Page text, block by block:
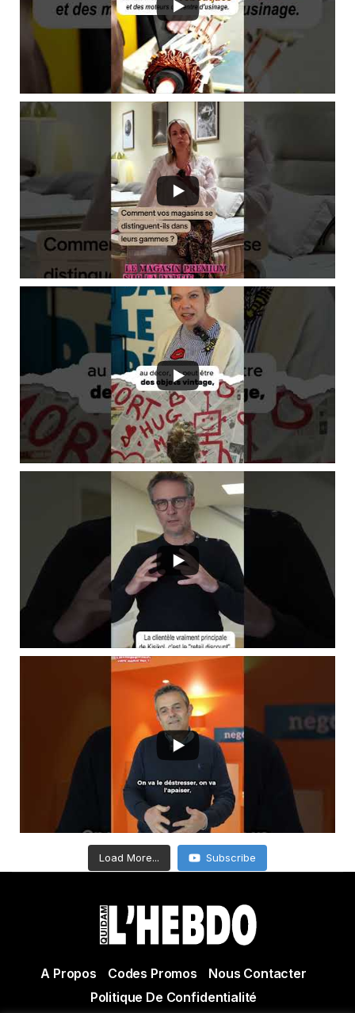
Load More... Subscribe
A Propos Codes Promos
Nous Contacter
Politique De Confidentialité